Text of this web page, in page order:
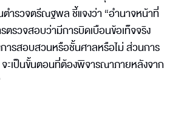
ตำรวจตรีณฐพล ชี้แจงว่า “อำนาจหน้าที่
ตรวจสอบว่ามีการบิดเบือนข้อเท็จจริง
ารสอบสวนหรือชั้นศาลหรือไม่ ส่วนการ
ะเป็นขั้นตอนที่ต้องพิจารณาภายหลังจาก